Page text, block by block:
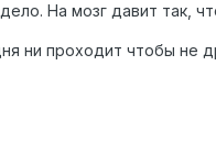
На мозг давит так,
ни проходит чтобы не